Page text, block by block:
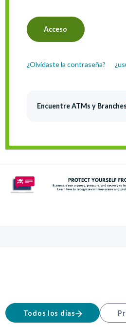
¿Olvidaste la contraseña?
Encuentre ATMs y
Todos los días